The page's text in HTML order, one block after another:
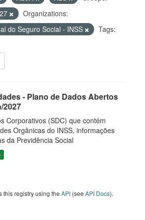
Organizations:
do Seguro Social - INSS
Tags:
- Plano de Dados Abertos
2027
Corporativos (SDC) que contém
Orgânicas do INSS, informações
da Previdência Social
this registry using the API (see API Docs).